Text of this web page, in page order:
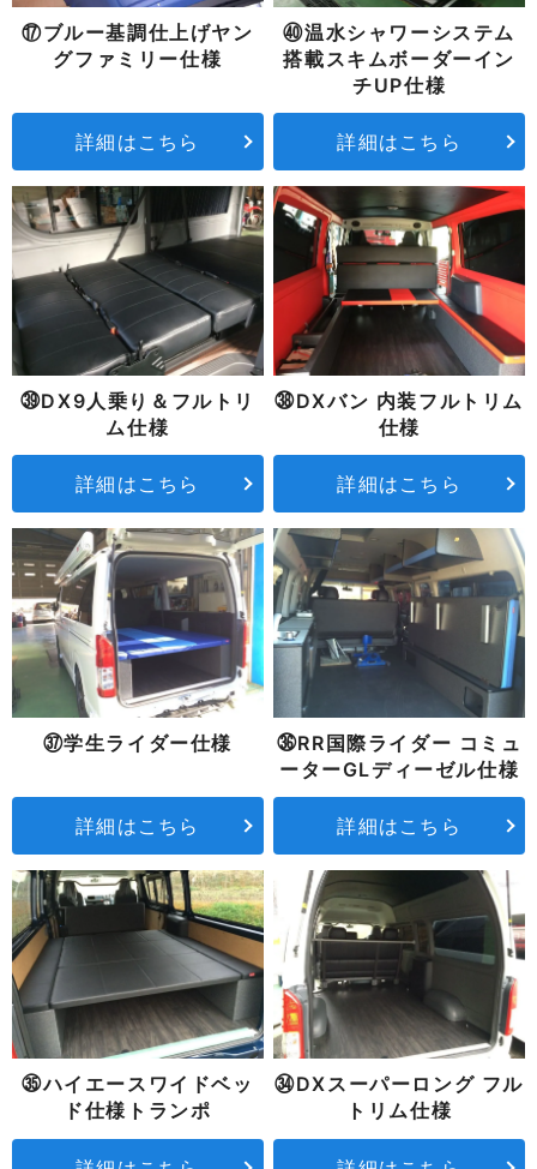
⑰ブルー基調仕上げヤン
グファミリー仕様
詳細はこちら
㊵温水シャワーシステム
搭載スキムボーダーイン
チUP仕様
詳細はこちら
㊴DX9人乗り＆フルトリ
ム仕様
詳細はこちら
㊳DXバン 内装フルトリム
仕様
詳細はこちら
㊲学生ライダー仕様
詳細はこちら
㊱RR国際ライダー コミュ
ーターGLディーゼル仕様
詳細はこちら
㉟ハイエースワイドベッ
ド仕様トランポ
㉞DXスーパーロング フル
トリム仕様